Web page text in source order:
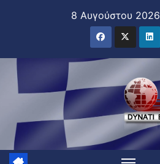
8 Αυγούστου 2026